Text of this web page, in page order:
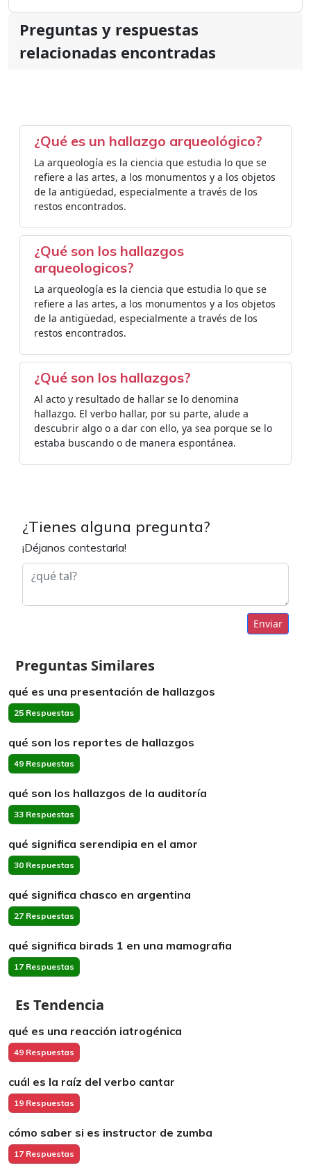
Preguntas y respuestas
relacionadas encontradas
¿Qué es un hallazgo arqueológico?
La arqueología es la ciencia que estudia lo que se
refiere a las artes, a los monumentos y a los objetos
de la antigüedad, especialmente a través de los
restos encontrados.
¿Qué son los hallazgos
arqueologicos?
La arqueología es la ciencia que estudia lo que se
refiere a las artes, a los monumentos y a los objetos
de la antigüedad, especialmente a través de los
restos encontrados.
¿Qué son los hallazgos?
Al acto y resultado de hallar se lo denomina
hallazgo. El verbo hallar, por su parte, alude a
descubrir algo o a dar con ello, ya sea porque se lo
estaba buscando o de manera espontánea.
¿Tienes alguna pregunta?
¡Déjanos contestarla!
Enviar
Preguntas Similares
qué es una presentación de hallazgos
25 Respuestas
qué son los reportes de hallazgos
49 Respuestas
qué son los hallazgos de la auditoría
33 Respuestas
qué significa serendipia en el amor
30 Respuestas
qué significa chasco en argentina
27 Respuestas
qué significa birads 1 en una mamografia
17 Respuestas
Es Tendencia
qué es una reacción iatrogénica
49 Respuestas
cuál es la raíz del verbo cantar
19 Respuestas
cómo saber si es instructor de zumba
17 Respuestas